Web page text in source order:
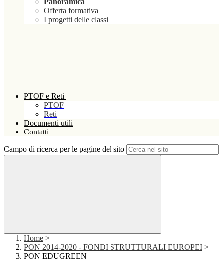
Panoramica
Offerta formativa
I progetti delle classi
PTOF e Reti
PTOF
Reti
Documenti utili
Contatti
Campo di ricerca per le pagine del sito
Home >
PON 2014-2020 - FONDI STRUTTURALI EUROPEI >
PON EDUGREEN